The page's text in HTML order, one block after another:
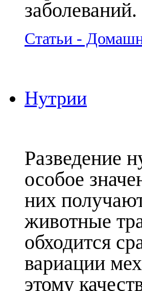
заболеваний.
Статьи -
Нутрии
Разведение
особое
них
животные
обходится
вариации
этому